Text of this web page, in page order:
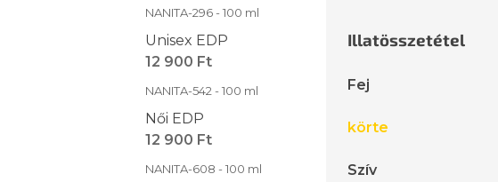
NANITA-296 - 100 ml
Unisex EDP
12 900 Ft
NANITA-542 - 100 ml
Női EDP
12 900 Ft
NANITA-608 - 100 ml
Illatösszetétel
Fej
körte
Szív